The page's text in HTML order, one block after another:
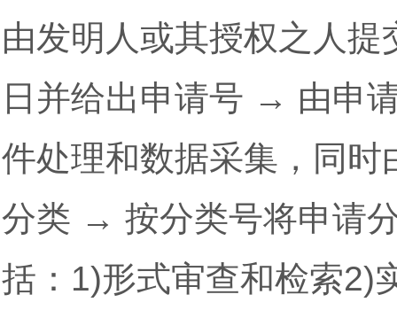
由发明人或其授权之人
日并给出申请号 → 由申
件处理和数据采集，同
分类 → 按分类号将申请
括：1)形式审查和检索2)